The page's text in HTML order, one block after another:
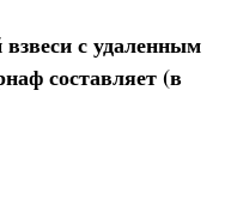
с удаленным
составляет (в